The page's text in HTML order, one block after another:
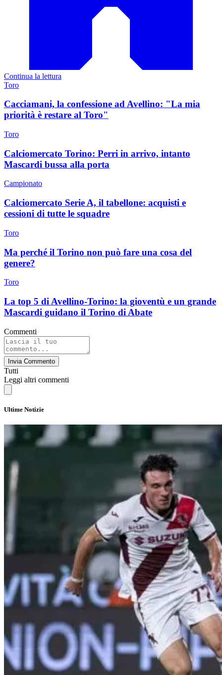
Continua la lettura
Toro
Cacciamani, la confessione ad Avellino: "La mia
priorità è restare al Toro"
Toro
Calciomercato Torino: Perri in arrivo, intanto
Mascardi bussa alla porta
Campionato
Calciomercato Serie A, il tabellone: acquisti e
cessioni di tutte le squadre
Toro
Ma perché il Torino non può fare una cosa del
genere?
Toro
La top 5 di Avellino-Torino: la gioventù e un grande
Mascardi guidano il Torino di Abate
Commenti
Invia Commento
Tutti
Leggi altri commenti
Ultime Notizie